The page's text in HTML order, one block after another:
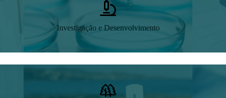
Investigação e Desenvolvimento